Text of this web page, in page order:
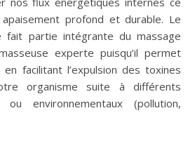
profond et durable. Le
fait partie intégrante du massage
experte puisqu’il permet
en facilitant l’expulsion des toxines
organisme suite à différents
environnementaux (pollution,